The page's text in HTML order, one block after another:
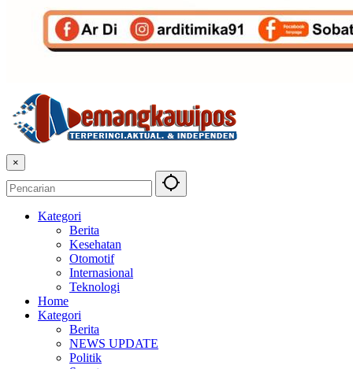
×
Kategori
Berita
Kesehatan
Otomotif
Internasional
Teknologi
Home
Kategori
Berita
NEWS UPDATE
Politik